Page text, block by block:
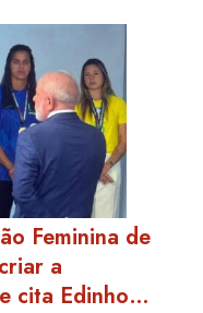
Feminina de
a
cita Edinho…